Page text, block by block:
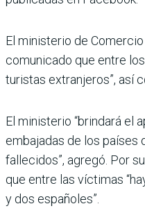
El ministerio de
comunicado que entre
turistas extranjeros”, así
El ministerio “brindará el
embajadas de los países
fallecidos”, agregó. Por
que entre las víctimas
y dos españoles”.